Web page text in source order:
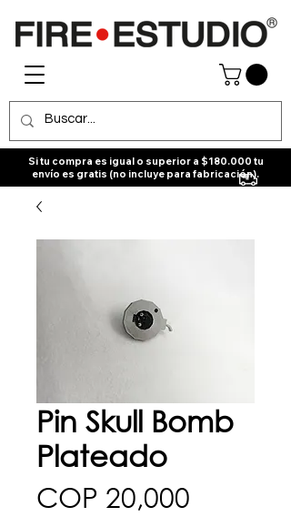
Si tu compra es igual o superior a $180.000 tu
envío es gratis (no incluye para fabricación).
Pin Skull Bomb
Plateado
COP 20,000